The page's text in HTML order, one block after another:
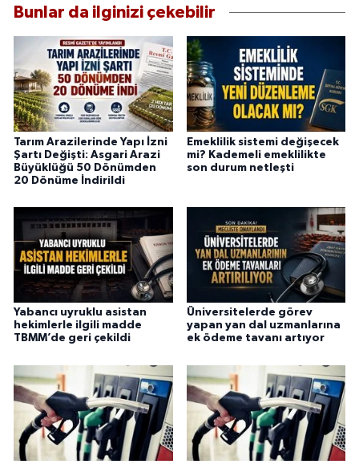
Bunlar da ilginizi çekebilir
Tarım Arazilerinde Yapı İzni
Şartı Değişti: Asgari Arazi
Büyüklüğü 50 Dönümden
20 Dönüme İndirildi
Emeklilik sistemi değişecek
mi? Kademeli emeklilikte
son durum netleşti
Yabancı uyruklu asistan
hekimlerle ilgili madde
TBMM’de geri çekildi
Üniversitelerde görev
yapan yan dal uzmanlarına
ek ödeme tavanı artıyor